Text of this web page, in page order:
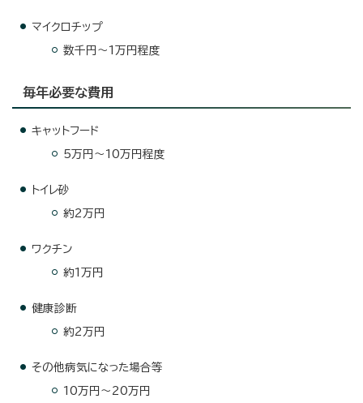
マイクロチップ
数千円～1万円程度
毎年必要な費用
キャットフード
5万円～10万円程度
トイレ砂
約2万円
ワクチン
約1万円
健康診断
約2万円
その他病気になった場合等
10万円～20万円